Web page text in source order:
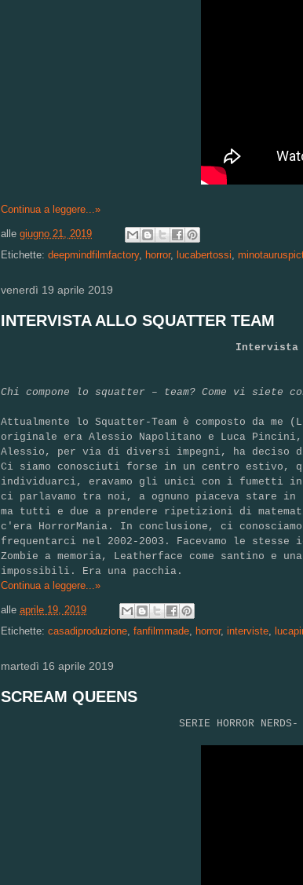
Continua a leggere...»
alle giugno 21, 2019
Etichette: deepmindfilmfactory, horror, lucabertossi
venerdì 19 aprile 2019
INTERVISTA ALLO SQUATTER TEAM
Intervista
Chi compone lo squatter – team? Come vi siete
Attualmente lo Squatter-Team è composto da
originale era Alessio Napolitano e Luca
Alessio, per via di diversi impegni, ha deciso
Ci siamo conosciuti forse in un centro estivo,
individuarci, eravamo gli unici con i fumetti in
ci parlavamo tra noi, a ognuno piaceva stare in
ma tutti e due a prendere ripetizioni di
c'era HorrorMania. In conclusione, ci
frequentarci nel 2002-2003. Facevamo le
Zombie a memoria, Leatherface come santino
impossibili. Era una pacchia.
Continua a leggere...»
alle aprile 19, 2019
Etichette: casadiproduzione fanfilmmade horror, interviste
martedì 16 aprile 2019
SCREAM QUEENS
SERIE HORROR